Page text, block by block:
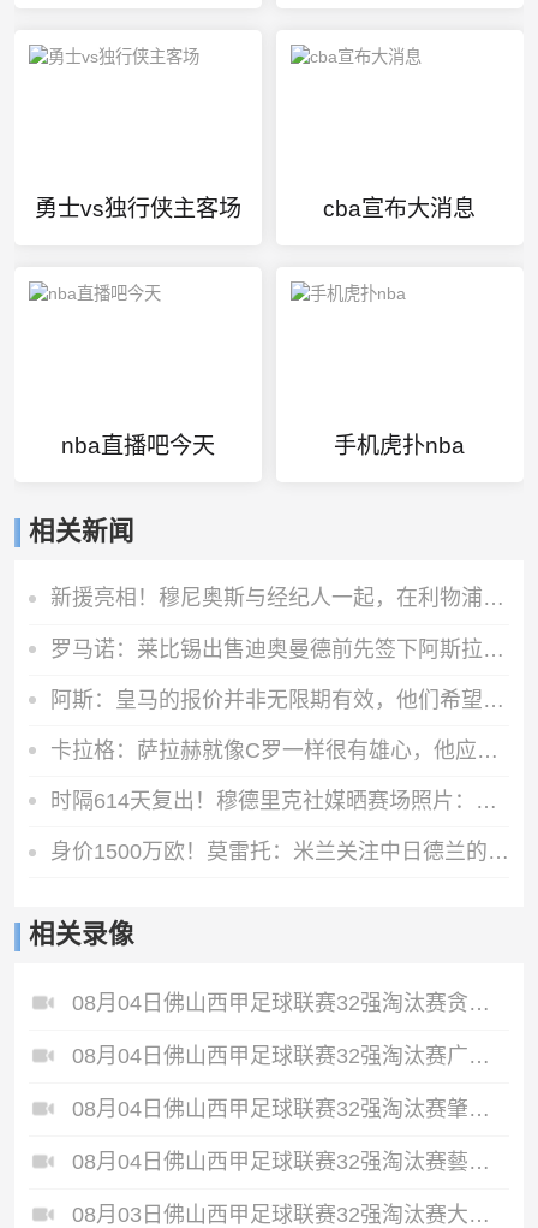
勇士vs独行侠主客场 cba宣布大消息
nba直播吧今天 手机虎扑nba
相关新闻
新援亮相！穆尼奥斯与经纪人一起，在利物浦训练中心拍下合影
罗马诺：莱比锡出售迪奥曼德前先签下阿斯拉尼，之后才会放他体检
阿斯：皇马的报价并非无限期有效，他们希望维尼修斯迅速回应
卡拉格：萨拉赫就像C罗一样很有雄心，他应该去意甲而不是土耳其
时隔614天复出！穆德里克社媒晒赛场照片：好久不见
身价1500万欧！莫雷托：米兰关注中日德兰的智利前锋奥索里奥
相关录像
08月04日佛山西甲足球联赛32强淘汰赛贪玩游戏VS美的薪火全场录像
08月04日佛山西甲足球联赛32强淘汰赛广东西南建设VS香港圣徒全场录像
08月04日佛山西甲足球联赛32强淘汰赛肇庆恒骏成VS三七互娱全场录像
08月04日佛山西甲足球联赛32强淘汰赛藝品高國際VS湛江狂狼·粵辉能源全场录像
08月03日佛山西甲足球联赛32强淘汰赛大塘控股VS茂名市点都得全场录像